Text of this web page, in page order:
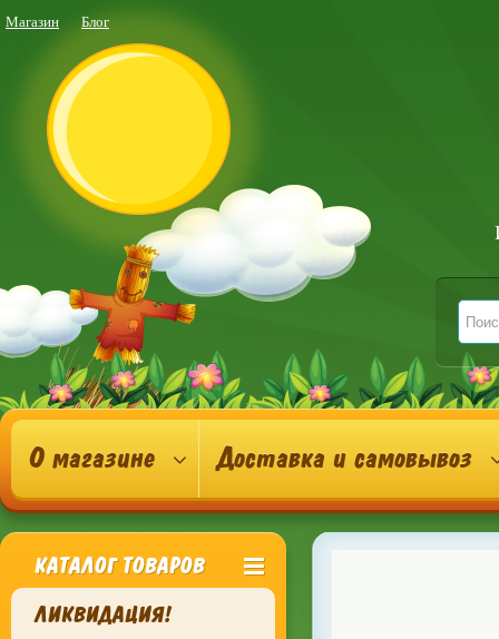
Магазин Блог
О магазине Доставка и самовывоз
КАТАЛОГ ТОВАРОВ
ЛИКВИДАЦИЯ!